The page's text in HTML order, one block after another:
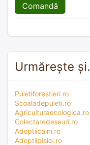
Comandă
Urmărește
Puietiforestieri.ro
Scoaladepuieti.ro
Agriculturaecologica.ro
Colectaredeseuri.ro
Adoptiicaini.ro
Adoptiipisici.ro